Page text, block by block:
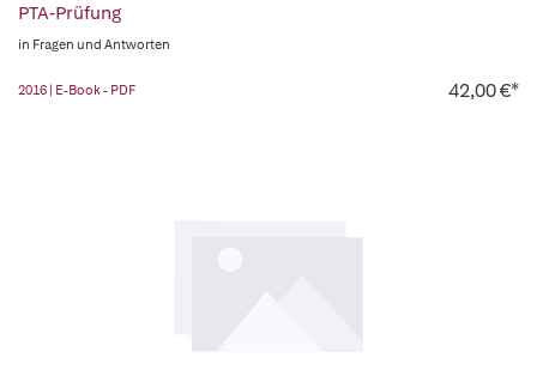
PTA-Prüfung
in Fragen und Antworten
2016 | E-Book - PDF 42,00 €*